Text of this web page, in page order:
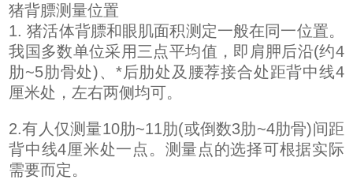
猪背膘测量位置
1. 猪活体背膘和眼肌面积测定一般在同一位置。
我国多数单位采用三点平均值，即肩胛后沿(约4
肋~5肋骨处)、*后肋处及腰荐接合处距背中线4
厘米处，左右两侧均可。
2.有人仅测量10肋~11肋(或倒数3肋~4肋骨)间距
背中线4厘米处一点。测量点的选择可根据实际
需要而定。